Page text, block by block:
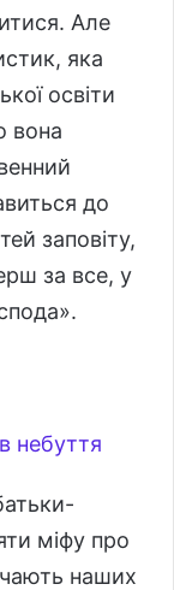
Але
яка
освіти
вона
до
заповіту,
за все, у
небуття
міфу про
наших